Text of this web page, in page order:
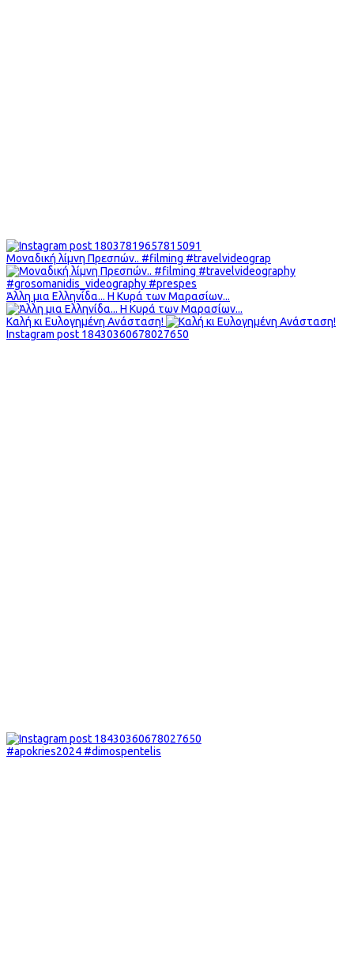
Μοναδική λίμνη Πρεσπών.. #filming #travelvideograp
Άλλη μια Ελληνίδα... Η Κυρά των Μαρασίων...
Καλή κι Ευλογημένη Ανάσταση!
Instagram post 18430360678027650
#apokries2024 #dimospentelis